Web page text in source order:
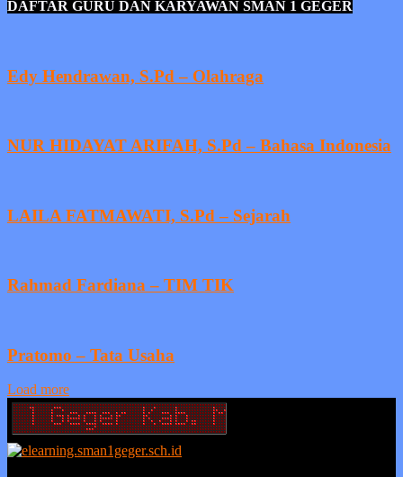
DAFTAR GURU DAN KARYAWAN SMAN 1 GEGER
Edy Hendrawan, S.Pd – Olahraga
NUR HIDAYAT ARIFAH, S.Pd – Bahasa Indonesia
LAILA FATMAWATI, S.Pd – Sejarah
Rahmad Fardiana – TIM TIK
Pratomo – Tata Usaha
Load more